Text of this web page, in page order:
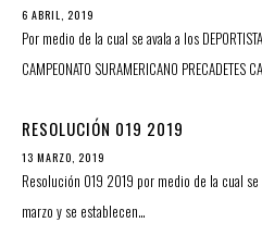
6 ABRIL, 2019
Por medio de la cual se avala a los
CAMPEONATO SURAMERICANO PRECADETES
RESOLUCIÓN 019 2019
13 MARZO, 2019
Resolución 019 2019 por medio de la cual
marzo y se establecen…